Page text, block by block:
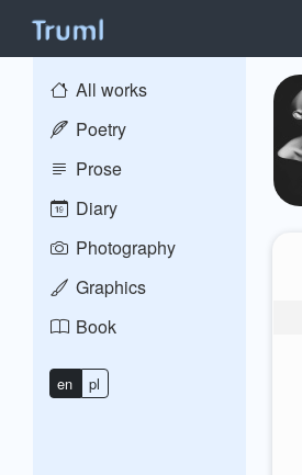
All works
Poetry
Prose
Diary
Photography
Graphics
Book
en pl